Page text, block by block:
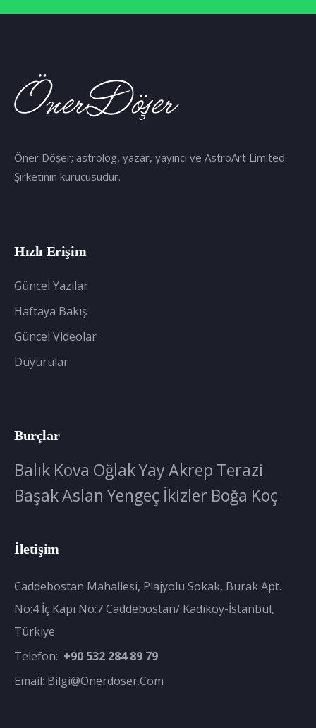
Öner Döşer; astrolog, yazar, yayıncı ve AstroArt Limited
Şirketinin kurucusudur.
Hızlı Erişim
Güncel Yazılar
Haftaya Bakış
Güncel Videolar
Duyurular
Burçlar
Balık Kova OğlakYayAkrep Terazi
BaşakAslan Yengeç İkizler Boğa Koç
İletişim
Caddebostan Mahallesi, Plajyolu Sokak, Burak Apt.
No:4 İç Kapı No:7 Caddebostan/ Kadıköy-İstanbul,
Türkiye
Telefon: +90 532 284 89 79
Email: Bilgi@onerdoser.com